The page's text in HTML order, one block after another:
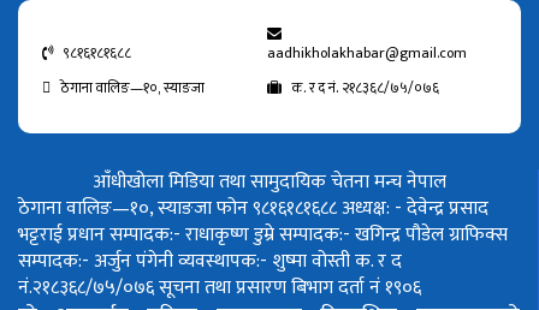
९८१६१८१६८८
aadhikholakhabar@gmail.com
ठेगाना वालिङ—१०, स्याङजा
क. र द नं. २१८३६८/७५/०७६
आँधीखोला मिडिया तथा सामुदायिक चेतना मन्च नेपाल
ठेगाना वालिङ—१०, स्याङजा फोन ९८१६१८१६८८अध्यक्ष: - देवेन्द्र प्रसाद
भट्टराईप्रधान सम्पादक:- राधाकृष्ण डुम्रेसम्पादक:- खगिन्द्र पौडेलग्राफिक्स
सम्पादक:- अर्जुन पंगेनीव्यवस्थापक:- शुष्मा वोस्तीक. र द
नं.२१८३६८/७५/०७६सूचना तथा प्रसारण बिभाग दर्ता नं १९०६